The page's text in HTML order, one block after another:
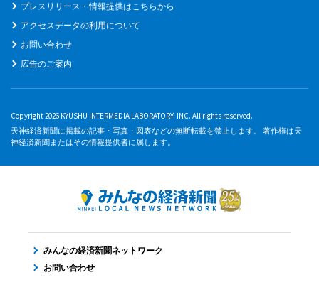
プレスリリース・情報提供はこちらから
アクセスデータの利用について
お問い合わせ
広告のご案内
Copyright 2026 KYUSHU INTERMEDIA LABORATORY. INC. All rights reserved.
天神経済新聞に掲載の記事・写真・図表などの無断転載を禁止します。 著作権は天
神経済新聞またはその情報提供者に属します。
みんなの経済新聞ネットワーク
お問い合わせ